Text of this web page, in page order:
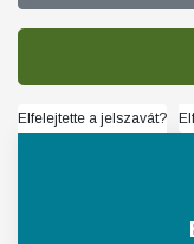
Elfelejtette a jelszavát?